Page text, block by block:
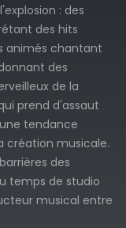
: des
des hits
animés chantant
des
de la
prend d'assaut
tendance
création musicale.
des
temps de studio
musical entre